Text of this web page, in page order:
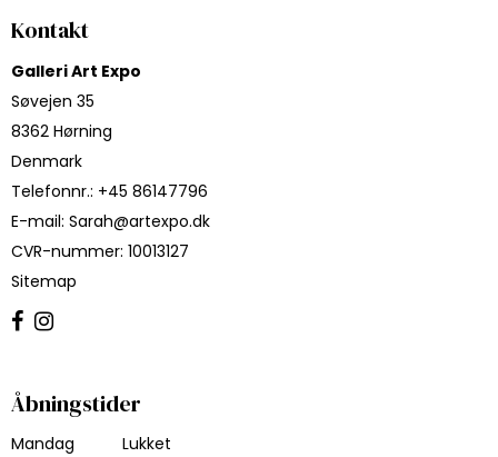
Kontakt
Galleri Art Expo
Søvejen 35
8362 Hørning
Denmark
Telefonnr.: +45 86147796
E-mail: Sarah@artexpo.dk
CVR-nummer: 10013127
Sitemap
Åbningstider
Mandag
Lukket